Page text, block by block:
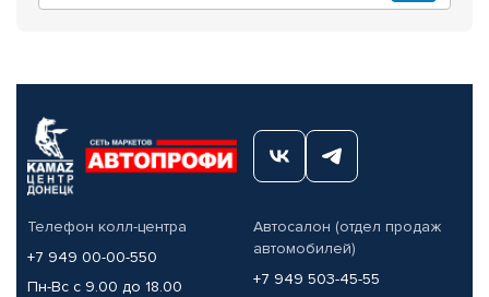
Телефон колл-центра
+7 949 00-00-550
Пн-Вс с 9.00 до 18.00
Автосалон (отдел продаж
автомобилей)
+7 949 503-45-55